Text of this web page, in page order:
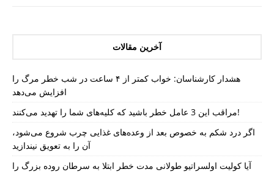
آخرین مقالات
هشدار کارشناسان: خواب کمتر از ۴ ساعت در شب خطر مرگ را
افزایش می‌دهد
مراقب این 3 عامل خطر باشید که کلیه‌های شما را تهدید می‌کنند!
اگر درد شکم به خصوص بعد از وعده‌های غذایی چرب شروع می‌شود،
آن را به تعویق نیندازید
آیا کولیت اولسراتیو طولانی مدت خطر ابتلا به سرطان روده بزرگ را